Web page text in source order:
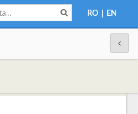
RO | EN